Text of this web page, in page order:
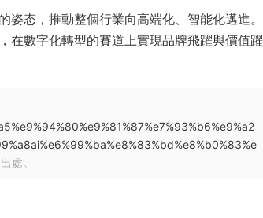
态，推動整個行業向高端化、智能化邁進。
在數字化轉型的賽道上實現品牌飛躍與價值躍
處。